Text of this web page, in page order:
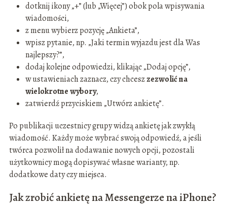
dotknij ikony „+” (lub „Więcej”) obok pola wpisywania
wiadomości,
z menu wybierz pozycję „Ankieta”,
wpisz pytanie, np. „Jaki termin wyjazdu jest dla Was
najlepszy?”,
dodaj kolejne odpowiedzi, klikając „Dodaj opcję”,
w ustawieniach zaznacz, czy chceszzezwolić na
wielokrotne wybory,
zatwierdź przyciskiem „Utwórz ankietę”.
Po publikacji uczestnicy grupy widzą ankietę jak zwykłą
wiadomość. Każdy może wybrać swoją odpowiedź, a jeśli
twórca pozwolił na dodawanie nowych opcji, pozostali
użytkownicy mogą dopisywać własne warianty, np.
dodatkowe daty czy miejsca.
Jak zrobić ankietę na Messengerze na iPhone?